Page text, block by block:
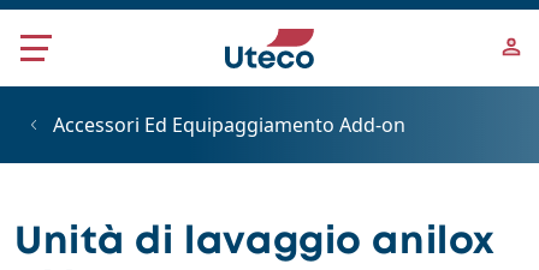
Salta al contenuto principale
Accessori Ed Equipaggiamento Add-on
Unità di lavaggio anilox